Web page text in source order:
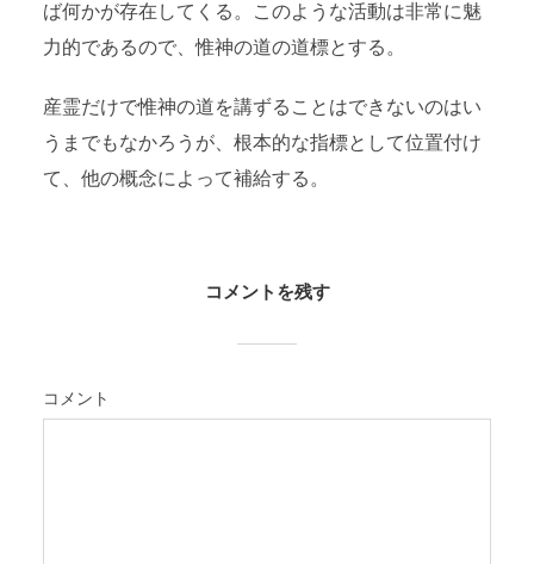
ば何かが存在してくる。このような活動は非常に魅
力的であるので、惟神の道の道標とする。
産霊だけで惟神の道を講ずることはできないのはい
うまでもなかろうが、根本的な指標として位置付け
て、他の概念によって補給する。
コメントを残す
コメント